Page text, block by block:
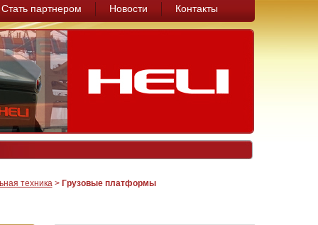
Стать партнером Новости Контакты
техника> Грузовые платформы